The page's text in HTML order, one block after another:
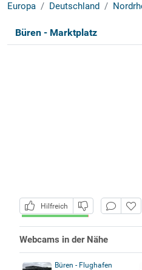
Europa Deutschland
Büren - Marktplatz
Hilfreich
Webcams in der Nähe
Büren - Flughafen